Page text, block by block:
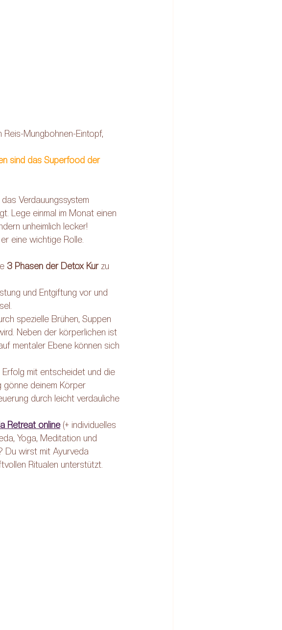
Reis-Mungbohnen-Eintopf,
sind das Superfood der
Verdauungssystem
Lege einmal im Monat einen
unheimlich lecker!
eine wichtige Rolle.
3 Phasen der Detox Kur zu
und Entgiftung vor und
spezielle Brühen, Suppen
Neben der körperlichen ist
mentaler Ebene können sich
mit entscheidet und die
deinem Körper
durch leicht verdauliche
Retreat online (+ individuelles
Yoga, Meditation und
Du wirst mit Ayurveda
Ritualen unterstützt.